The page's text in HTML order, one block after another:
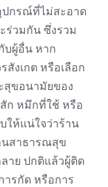
ปกรณ์ที่ไม่สะอาด
ร่วมกัน ซึ่งรวม
บผู้อื่น หาก
สังเกต หรือเลือก
สุขอนามัยของ
สัก หมึกที่ใช้ หรือ
ให้แน่ใจว่าร้าน
นสาธารณสุข
าย ปกติแล้วผู้ติด
ารกัด หรือการ